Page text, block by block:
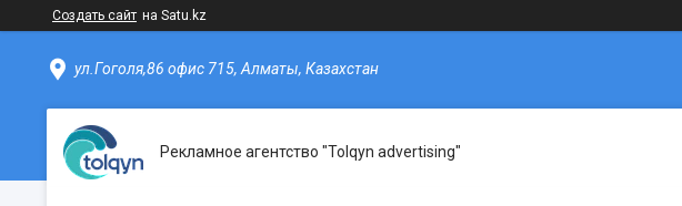
Создать сайт на Satu.kz
ул.Гоголя,86 офис 715, Алматы, Казахстан
Рекламное агентство "Tolqyn advertising"